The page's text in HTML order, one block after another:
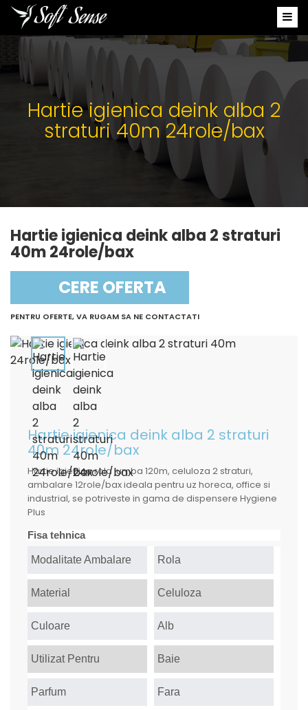
Hartie igienica deink alba 2
straturi 40m 24role/bax
Hartie igienica deink alba 2 straturi
40m 24role/bax
CERE OFERTA
PENTRU OFERTE, VA RUGAM SA NE CONTACTATI
Hartie igienica deink alba 2 straturi
40m 24role/bax
Hartie igienica rola jumba 120m, celuloza 2 straturi,
ambalare 12role/bax ideala pentru uz horeca, office si
industrial, se potriveste in gama de dispensere Hygiene
Plus
Fisa tehnica
Modalitate Ambalare Rola
Material Celuloza
Culoare Alb
Utilizat Pentru Baie
Parfum Fara